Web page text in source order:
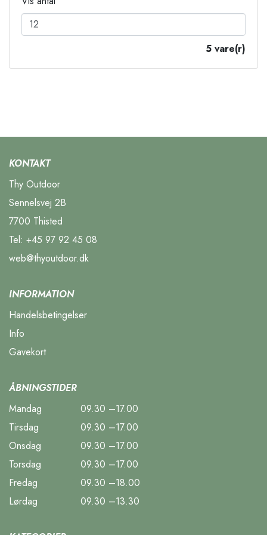
5 vare(r)
KONTAKT
Thy Outdoor
Sennelsvej 2B
7700 Thisted
Tel: +45 97 92 45 08
web@thyoutdoor.dk
INFORMATION
Handelsbetingelser
Info
Gavekort
ÅBNINGSTIDER
Mandag
09.30 –17.00
Tirsdag
09.30 –17.00
Onsdag
09.30 –17.00
Torsdag
09.30 –17.00
Fredag
09.30 –18.00
Lørdag
09.30 –13.30